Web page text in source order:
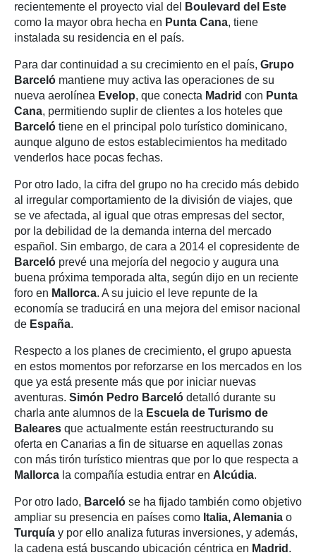
recientemente el proyecto vial del
Boulevard del Este
como la mayor obra hecha en Punta Cana, tiene
instalada su residencia en el país.
Para dar continuidad a su crecimiento en el país, Grupo
Barceló mantiene muy activa las operaciones de su
nueva aerolínea Evelop, que conecta Madrid con Punta
Cana, permitiendo suplir de clientes a los hoteles que
Barceló tiene en el principal polo turístico dominicano,
aunque alguno de estos establecimientos ha meditado
venderlos hace pocas fechas.
Por otro lado, la cifra del grupo no ha crecido más debido
al irregular comportamiento de la división de viajes, que
se ve afectada, al igual que otras empresas del sector,
por la debilidad de la demanda interna del mercado
español. Sin embargo, de cara a 2014 el copresidente de
Barceló prevé una mejoría del negocio y augura una
buena próxima temporada alta, según dijo en un reciente
foro en Mallorca. A su juicio el leve repunte de la
economía se traducirá en una mejora del emisor nacional
de España.
Respecto a los planes de crecimiento, el grupo apuesta
en estos momentos por reforzarse en los mercados en los
que ya está presente más que por iniciar nuevas
aventuras. Simón Pedro Barceló detalló durante su
charla ante alumnos de la Escuela de Turismo de
Baleares que actualmente están reestructurando su
oferta en Canarias a fin de situarse en aquellas zonas
con más tirón turístico mientras que por lo que respecta a
Mallorca la compañía estudia entrar en Alcúdia.
Por otro lado, Barceló se ha fijado también como objetivo
ampliar su presencia en países como Italia, Alemania o
Turquía y por ello analiza futuras inversiones, y además,
la cadena está buscando ubicación céntrica en Madrid .